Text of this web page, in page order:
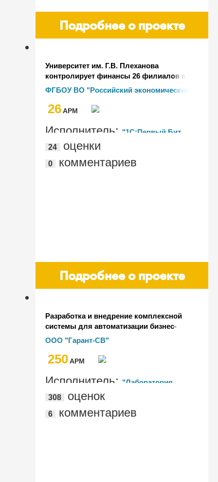
Подробнее о проекте
Университет им. Г.В. Плеханова
контролирует финансы 26 филиалов с
помощью системы "1С:Свод отчетов"
ФГБОУ ВО "Российский экономический
26AРМ
Исполнитель: "1С:Первый Бит,
Москва - м. Семеновская"
24 оценки
0 комментариев
Подробнее о проекте
Разработка и внедрение комплексной
системы для автоматизации бизнес-
процессов санаторно-курортного
комплекса
ООО "Гарант-СВ"
250AРМ
Исполнитель: "Лаборатория
Форт Крым"
308 оценок
6 комментариев